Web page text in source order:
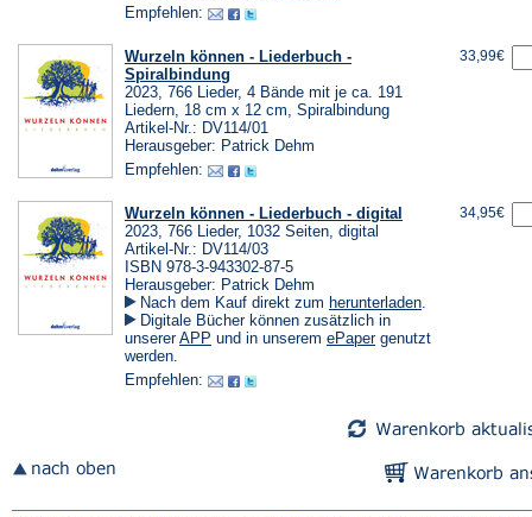
Empfehlen:
Wurzeln können - Liederbuch -
Spiralbindung
2023, 766 Lieder, 4 Bände mit je ca. 191
Liedern, 18 cm x 12 cm, Spiralbindung
Artikel-Nr.: DV114/01
Herausgeber: Patrick Dehm
Empfehlen:
33,99€
Wurzeln können - Liederbuch - digital
2023, 766 Lieder, 1032 Seiten, digital
Artikel-Nr.: DV114/03
ISBN 978-3-943302-87-5
Herausgeber: Patrick Dehm
Nach dem Kauf direkt zum herunterladen(Öffnet
einem
.
Digitale Bücher können zusätzlich in
unsererAPP (Öffnet
neuen
und in unserem ePaper(Öffnet
genutzt
werden.
Empfehlen:
34,95€